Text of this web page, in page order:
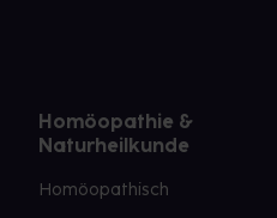
Homöopathie &
Naturheilkunde
Homöopathisch